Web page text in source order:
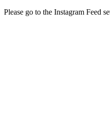
Please go to the Instagram Feed